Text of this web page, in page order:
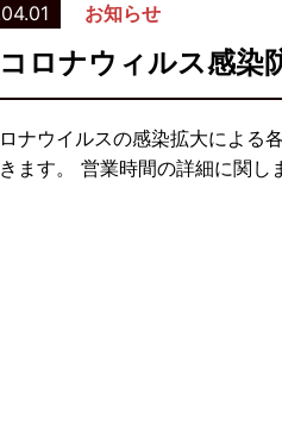
お知らせ
ロナウィルス感染
ナウイルスの感染拡大による
ます。 営業時間の詳細に関